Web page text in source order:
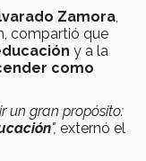
Zamora
compartió que
y a la
como
un gran propósito:
", externó el